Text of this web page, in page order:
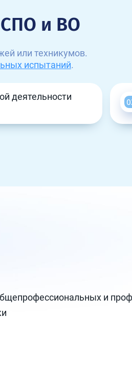
СПО и ВО
или техникумов.
испытаний.
деятельности
и